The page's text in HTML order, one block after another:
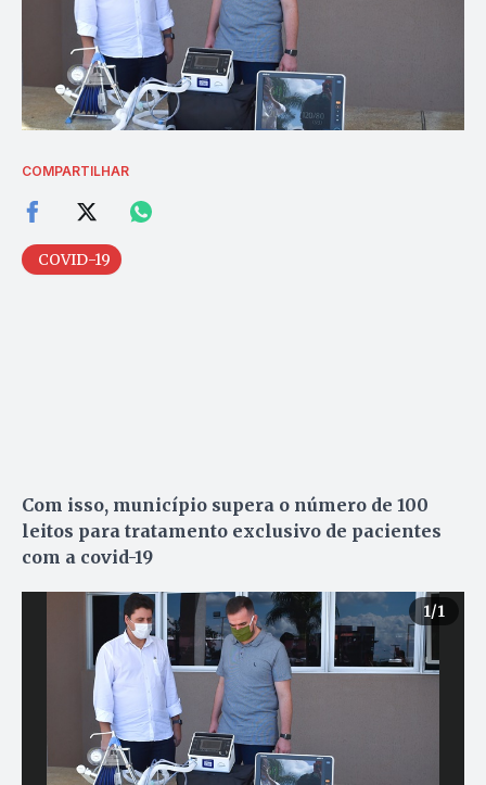
COMPARTILHAR
COVID-19
Com isso, município supera o número de 100
leitos para tratamento exclusivo de pacientes
com a covid-19
1/1